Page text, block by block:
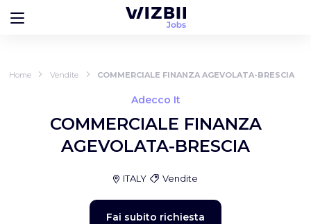
Home Vendite COMMERCIALE FINANZA AGEVOLATA-BRESCIA
Adecco It
COMMERCIALE FINANZA
AGEVOLATA-BRESCIA
ITALY Vendite
Fai subito richiesta